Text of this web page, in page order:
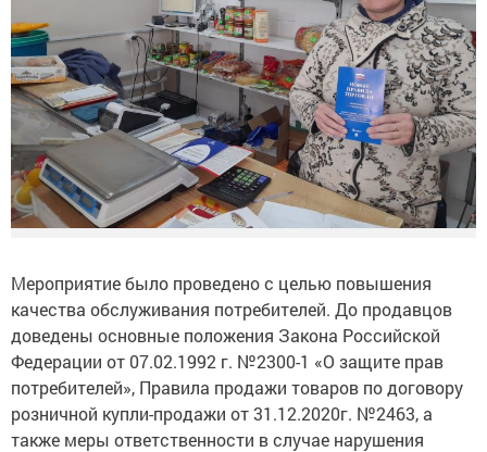
Мероприятие было проведено с целью повышения
качества обслуживания потребителей. До продавцов
доведены основные положения Закона Российской
Федерации от 07.02.1992 г. №2300-1 «О защите прав
потребителей», Правила продажи товаров по договору
розничной купли-продажи от 31.12.2020г. №2463, а
также меры ответственности в случае нарушения